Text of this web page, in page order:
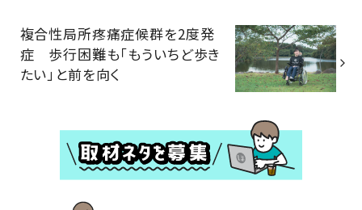
複合性局所疼痛症候群を2度発
症 歩行困難も「もういちど歩き
たい」と前を向く